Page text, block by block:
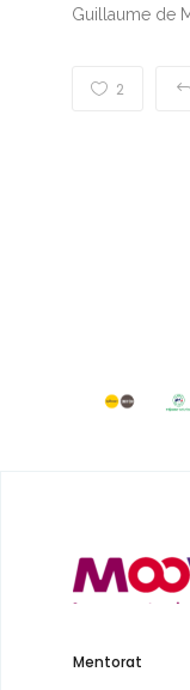
Guillaume de
2
Mentorat